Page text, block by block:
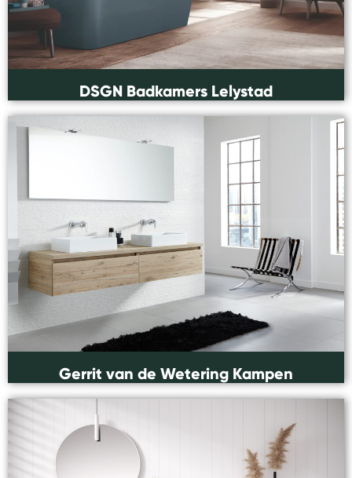
DSGN Badkamers Lelystad
Gerrit van de Wetering Kampen